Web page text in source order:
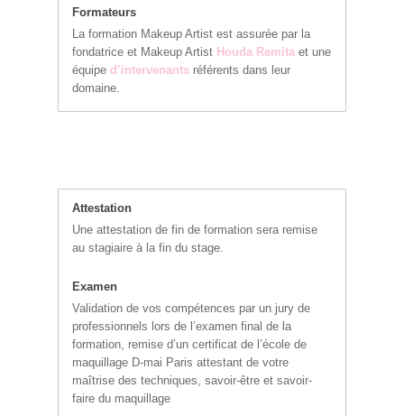
Formateurs
La formation Makeup Artist est assurée par la
fondatrice et Makeup Artist Houda Remita et une
équiped’intervenants référents dans leur
domaine.
Attestation
Une attestation de fin de formation sera remise
au stagiaire à la fin du stage.
Examen
Validation de vos compétences par un jury de
professionnels lors de l’examen final de la
formation, remise d’un certificat de l’école de
maquillage D-mai Paris attestant de votre
maîtrise des techniques, savoir-être et savoir-
faire du maquillage